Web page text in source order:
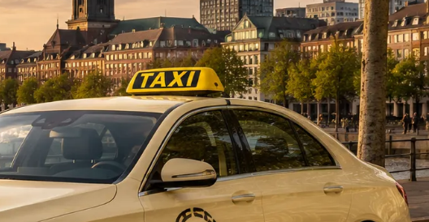
Krankenfahrten
Blog
Fahrt
buchen
DE